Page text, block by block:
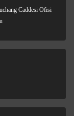
Caddesi Ofisi